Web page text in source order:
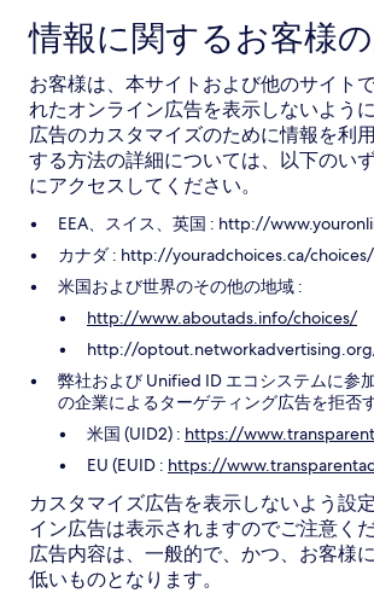
情報に関するお客様
お客様は、本サイトおよび他のサイト
れたオンライン広告を表示しないよう
広告のカスタマイズのために情報を利
する方法の詳細については、以下のい
にアクセスしてください。
EEA、スイス、英国 : http://
カナダ : http://youradchoices.ca/choices/
米国および世界のその他の地域 :
http://www.aboutads.info/choices/
http://
弊社および Unified ID エコシステムに参
の企業によるターゲティング広告を拒否
米国 (UID2) : https://
EU (EUID : https://
カスタマイズ広告を表示しないよう設
イン広告は表示されますのでご注意く
広告内容は、一般的で、かつ、お客様
低いものとなります。